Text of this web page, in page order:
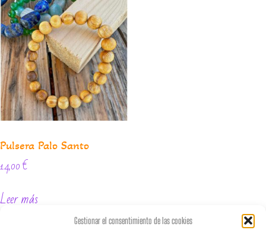
Gestionar el consentimiento de las cookies
Pulsera Palo Santo
14,00€
Leer más